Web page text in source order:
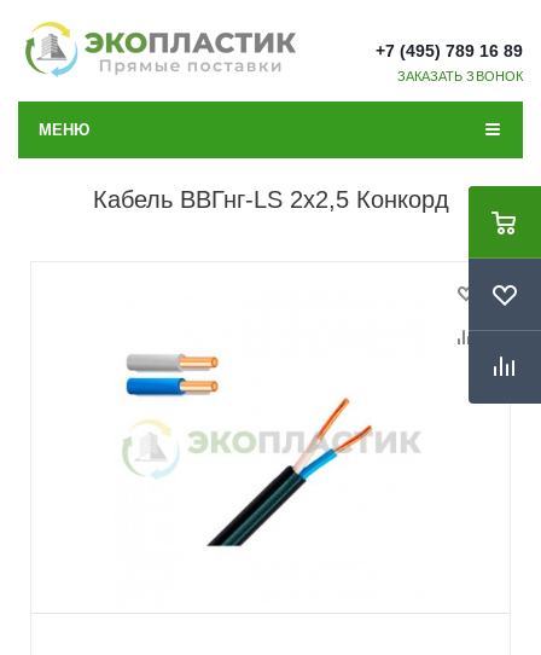
+7 (495) 789 16 89
ЗАКАЗАТЬ ЗВОНОК
МЕНЮ
Кабель ВВГнг-LS 2x2,5 Конкорд